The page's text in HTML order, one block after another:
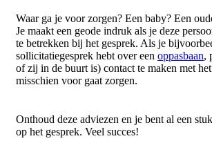
Waar ga je voor zorgen? Een baby? Een
Je maakt een geode indruk als je deze
te betrekken bij het gesprek. Als je
sollicitatiegesprek hebt over een oppasbaan,
of zij in de buurt is) contact te maken met
misschien voor gaat zorgen.
Onthoud deze adviezen en je bent al een
op het gesprek. Veel succes!